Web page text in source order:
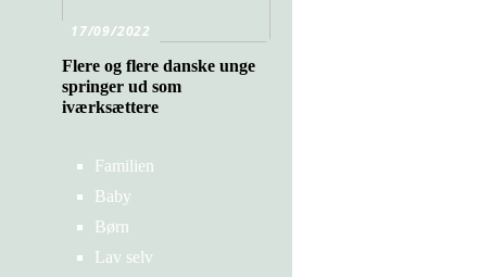
17/09/2022
Flere og flere danske unge
springer ud som
iværksættere
Familien
Baby
Børn
Lav selv